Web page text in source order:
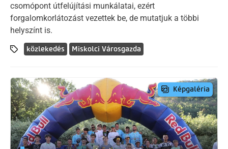
csomópont útfelújítási munkálatai, ezért
forgalomkorlátozást vezettek be, de mutatjuk a többi
helyszínt is.
közlekedés Miskolci Városgazda
Képgaléria